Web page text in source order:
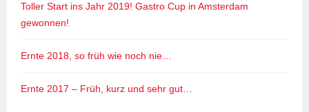
Toller Start ins Jahr 2019! Gastro Cup in Amsterdam
gewonnen!
Ernte 2018, so früh wie noch nie…
Ernte 2017 – Früh, kurz und sehr gut…